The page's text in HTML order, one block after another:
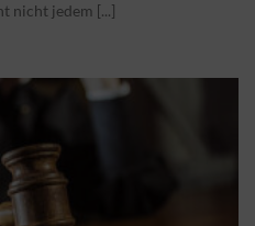
nicht jedem [...]